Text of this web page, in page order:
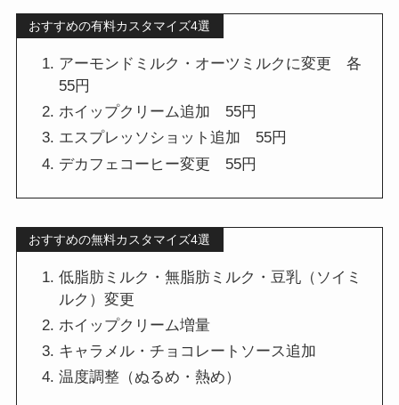
おすすめの有料カスタマイズ4選
アーモンドミルク・オーツミルクに変更 各
55円
ホイップクリーム追加 55円
エスプレッソショット追加 55円
デカフェコーヒー変更 55円
おすすめの無料カスタマイズ4選
低脂肪ミルク・無脂肪ミルク・豆乳（ソイミ
ルク）変更
ホイップクリーム増量
キャラメル・チョコレートソース追加
温度調整（ぬるめ・熱め）